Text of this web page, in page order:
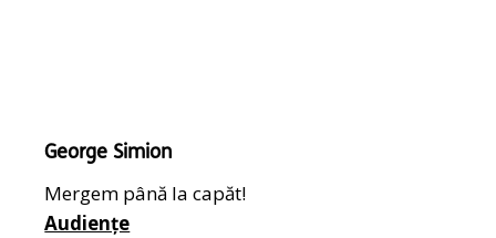
George Simion
Mergem până la capăt!
Audiențe